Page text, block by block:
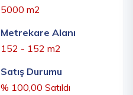
5000 m2
Metrekare Alanı
152 - 152 m2
Satış Durumu
% 100,00 Satıldı